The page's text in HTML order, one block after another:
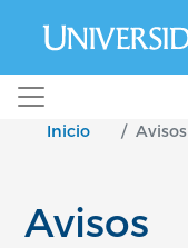
Inicio Avisos
Avisos